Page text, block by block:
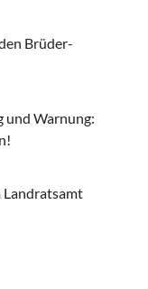
Brüder-
und Warnung:
Landratsamt